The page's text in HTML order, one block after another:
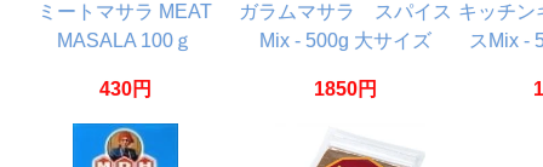
ミートマサラ MEAT
MASALA 100ｇ
430円
ガラムマサラ スパイス
Mix - 500g 大サイズ
1850円
キッチ
スMix -